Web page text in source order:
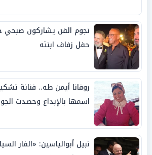
نجوم الفن يشاركون صبحي
حفل زفاف ابنته
روفانا أيمن طه.. فنانة
اسمها بالإبداع وحصدت
نبيل أبوالياسين: «الفار